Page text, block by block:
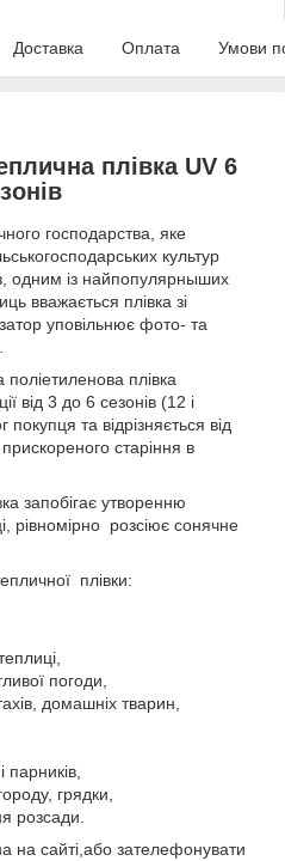
Доставка Оплата Умови
плівка UV 6
господарства, яке
культур
одним із найпопулярныших
вважається плівка зі
уповільнює фото- та
поліетиленова плівка
від 3 до 6 сезонів (12 і
та відрізняється від
старіння в
запобігає утворенню
рівномірно розсіює сонячне
плівки:
погоди,
домашніх тварин,
парників,
грядки,
розсади.
сайті,або зателефонувати